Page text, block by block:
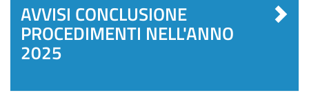
AVVISI CONCLUSIONE
PROCEDIMENTI NELL'ANNO
2025